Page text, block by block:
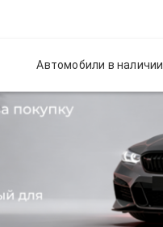
Автомобили в наличии